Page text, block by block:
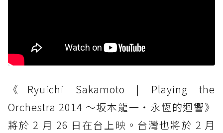
《Ryuichi Sakamoto | Playing the
Orchestra 2014 ～坂本龍一・永恆的迴響》
將於 2 月 26 日在台上映。台灣也將於 2 月